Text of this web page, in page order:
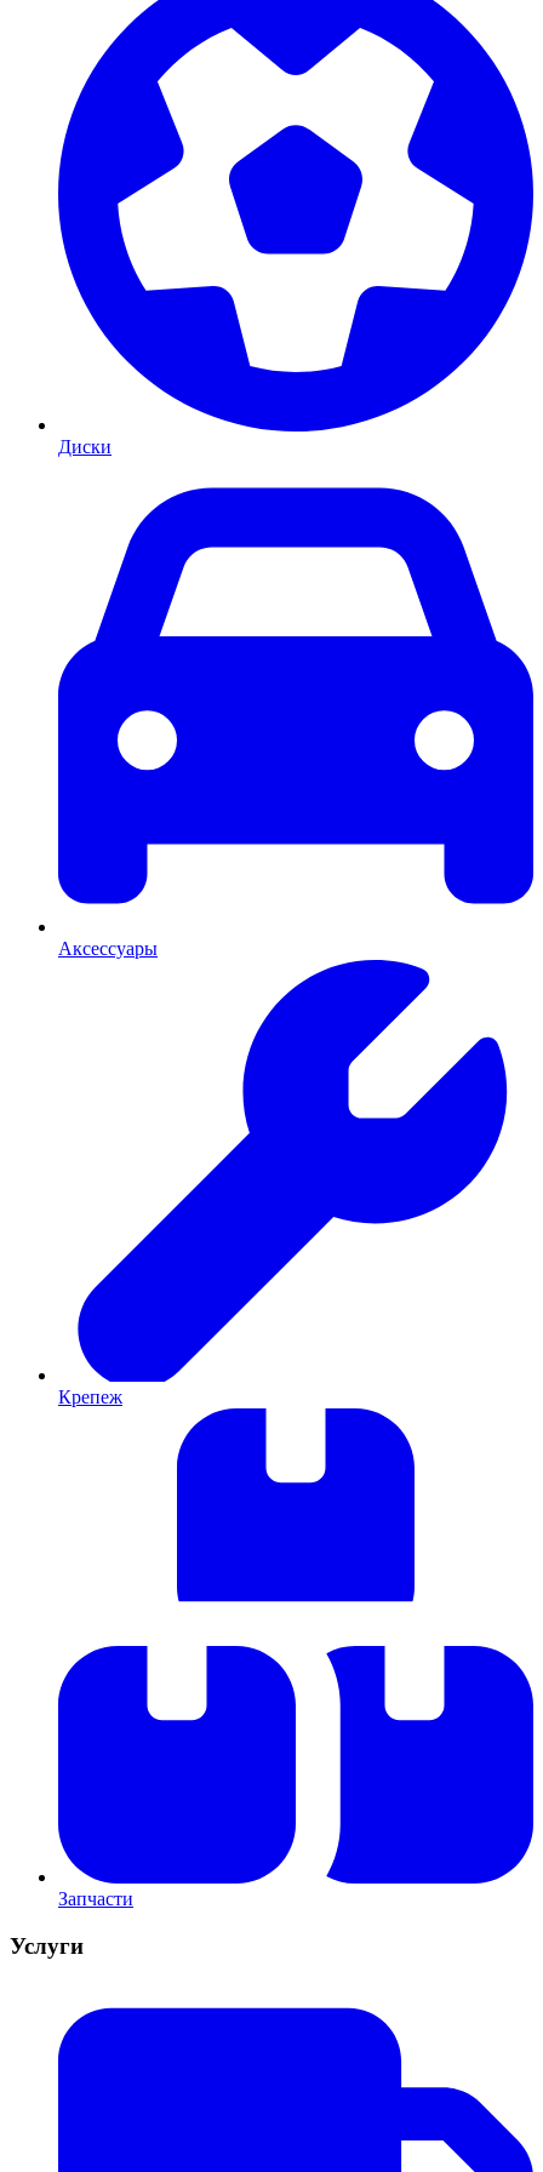
Диски
Аксессуары
Крепеж
Запчасти
Услуги